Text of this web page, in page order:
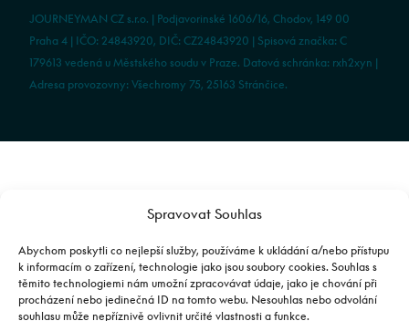
Spravovat Souhlas
Abychom poskytli co nejlepší služby, používáme k ukládání a/nebo přístupu
k informacím o zařízení, technologie jako jsou soubory cookies. Souhlas s
těmito technologiemi nám umožní zpracovávat údaje, jako je chování při
procházení nebo jedinečná ID na tomto webu. Nesouhlas nebo odvolání
souhlasu může nepříznivě ovlivnit určité vlastnosti a funkce.
JOURNEYMAN CZ s.r.o. | Podjavorinské 1606/16, Chodov, 149 00
Praha 4 | IČO: 24843920, DIČ: CZ24843920 | Spisová značka: C
179613 vedená u Městského soudu v Praze. Datová schránka: rxh2xyn |
Adresa provozovny: Všechromy 75, 25163 Stránčice.